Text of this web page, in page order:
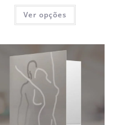
Ver opções